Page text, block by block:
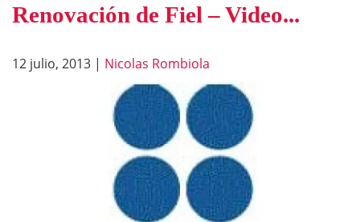
Renovación de Fiel – Video...
12 julio, 2013 | Nicolas Rombiola